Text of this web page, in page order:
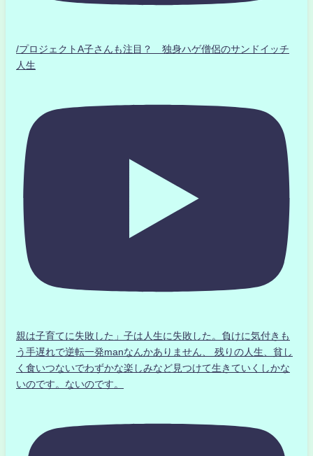
/プロジェクトA子さんも注目？ 独身ハゲ僧侶のサンドイッチ
人生
親は子育てに失敗した」子は人生に失敗した。負けに気付きも
う手遅れで逆転一発manなんかありません、 残りの人生、貧し
く食いつないでわずかな楽しみなど見つけて生きていくしかな
いのです。ないのです。